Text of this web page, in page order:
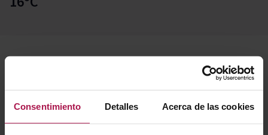
Consentimiento Detalles Acerca de las cookies
La familia Perrin, reconocida también por su propiedad